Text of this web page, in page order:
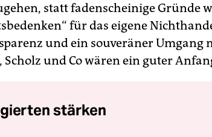
statt fadenscheinige Gründe
für das eigene
und ein souveräner Umgang
Scholz und Co wären ein guter
stärken